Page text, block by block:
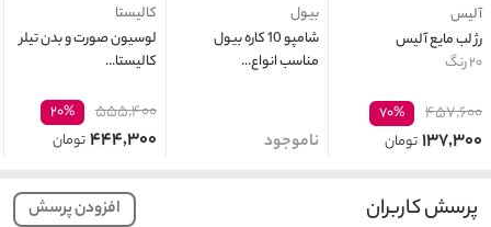
آلیس
رژ لب مایع آلیس
۲۰ رنگ
۴۵۷,۶۰۰ ۷۰%
۱۳۷,۳۰۰تومان
بیول
شامپو 10 کاره بیول
مناسب انواع...
ناموجود
کالیستا
لوسیون صورت و بدن تیلر
کالیستا...
۵۵۵,۴۰۰ ۲۰%
۴۴۴,۳۰۰تومان
پرسش کاربران افزودن پرسش